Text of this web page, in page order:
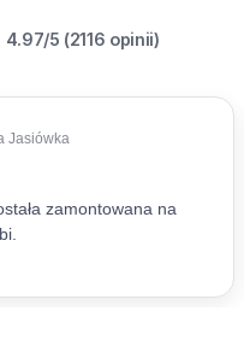
4.97/5 (2116 opinii)